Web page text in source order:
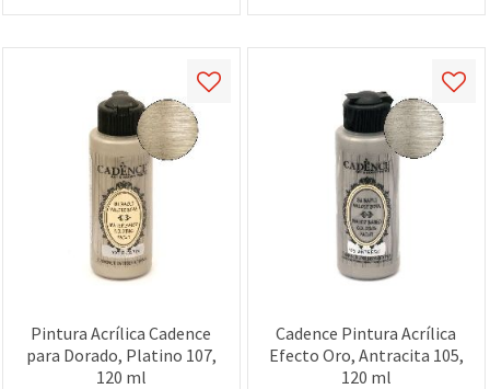
Pintura Acrílica Cadence
para Dorado, Platino 107,
120 ml
Cadence Pintura Acrílica
Efecto Oro, Antracita 105,
120 ml